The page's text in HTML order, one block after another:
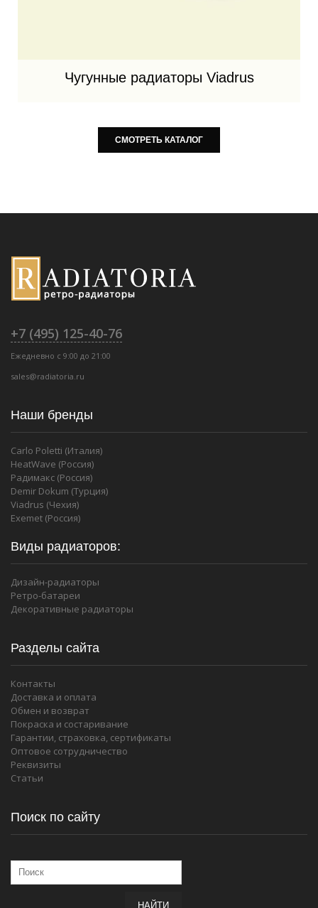
Чугунные радиаторы Viadrus
СМОТРЕТЬ КАТАЛОГ
+7 (495) 125-40-76
Ежедневно с 9:00 до 21:00
sales@radiatoria.ru
Наши бренды
Carlo Poletti (Италия)
HeatWave (Россия)
Радимакс (Россия)
Demir Dokum (Турция)
Viadrus (Чехия)
Exemet (Россия)
Виды радиаторов:
Дизайн-радиаторы
Ретро-батареи
Декоративные радиаторы
Разделы сайта
Контакты
Доставка и оплата
Обмен и возврат
Покраска и состаривание
Гарантии, страховка, сертификаты
Оптовое сотрудничество
Реквизиты
Статьи
Поиск по сайту